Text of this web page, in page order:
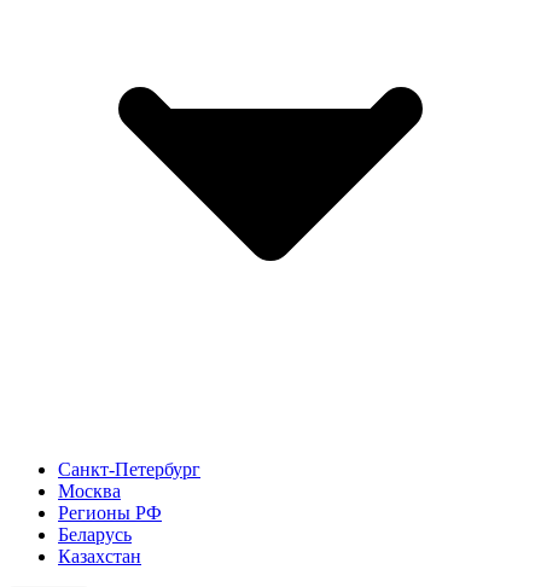
Санкт-Петербург
Москва
Регионы РФ
Беларусь
Казахстан